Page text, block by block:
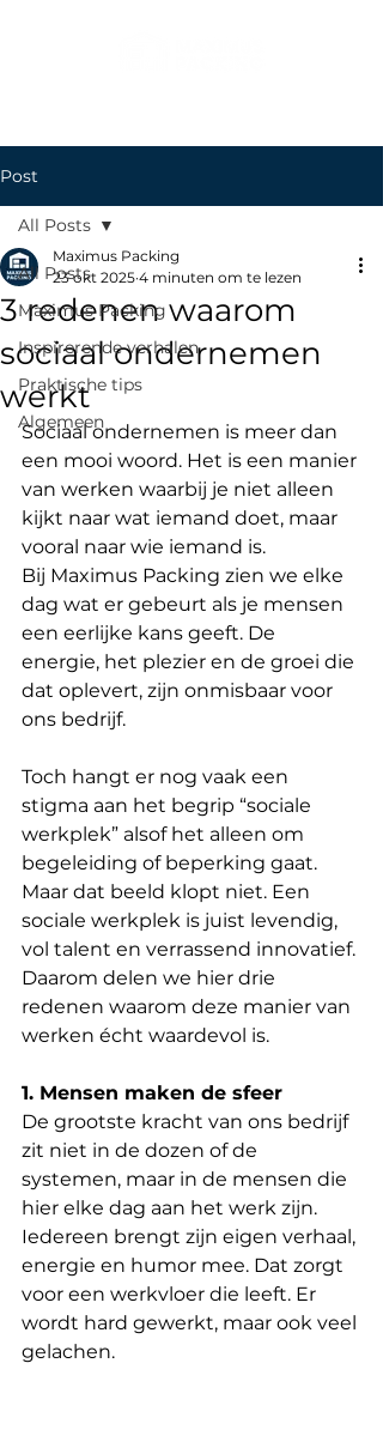
Post
All Posts
Maximus Packing
Inspirerende verhalen
Praktische tips
Algemeen
All Posts
3 redenen waarom
sociaal ondernemen
werkt
Maximus Packing
23 okt 2025 4 minuten om te lezen
Sociaal ondernemen is meer dan
een mooi woord. Het is een manier
van werken waarbij je niet alleen
kijkt naar wat iemand doet, maar
vooral naar wie iemand is.
Bij Maximus Packing zien we elke
dag wat er gebeurt als je mensen
een eerlijke kans geeft. De
energie, het plezier en de groei die
dat oplevert, zijn onmisbaar voor
ons bedrijf.
Toch hangt er nog vaak een
stigma aan het begrip “sociale
werkplek” alsof het alleen om
begeleiding of beperking gaat.
Maar dat beeld klopt niet. Een
sociale werkplek is juist levendig,
vol talent en verrassend innovatief.
Daarom delen we hier drie
redenen waarom deze manier van
werken écht waardevol is.
1. Mensen maken de sfeer
De grootste kracht van ons bedrijf
zit niet in de dozen of de
systemen, maar in de mensen die
hier elke dag aan het werk zijn.
Iedereen brengt zijn eigen verhaal,
energie en humor mee. Dat zorgt
voor een werkvloer die leeft. Er
wordt hard gewerkt, maar ook veel
gelachen.